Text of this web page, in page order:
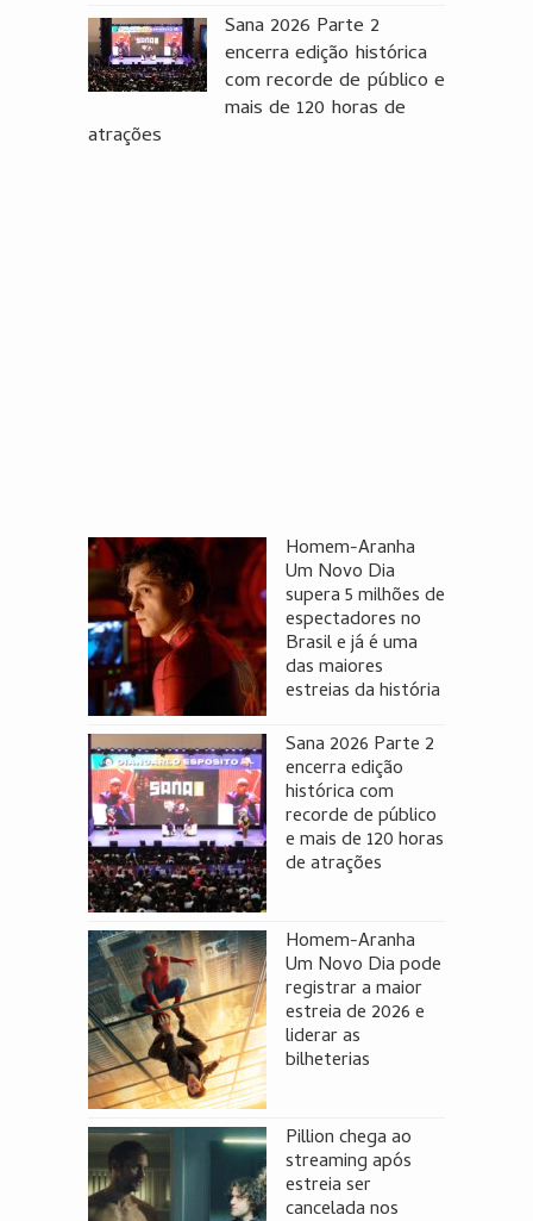
Sana 2026 Parte 2
encerra edição histórica
com recorde de público e
mais de 120 horas de
atrações
Homem-Aranha
Um Novo Dia
supera 5 milhões de
espectadores no
Brasil e já é uma
das maiores
estreias da história
Sana 2026 Parte 2
encerra edição
histórica com
recorde de público
e mais de 120 horas
de atrações
Homem-Aranha
Um Novo Dia pode
registrar a maior
estreia de 2026 e
liderar as
bilheterias
Pillion chega ao
streaming após
estreia ser
cancelada nos